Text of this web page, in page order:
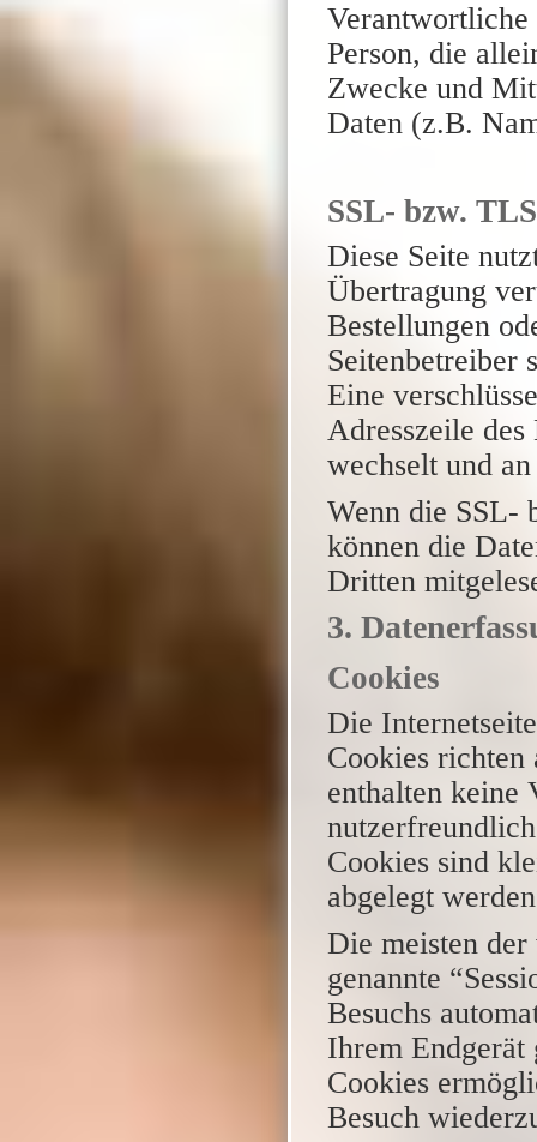
Person, die
Zwecke und
Daten (z.B.
SSL- bzw.
Diese Seite
Übertragung
Bestellungen
Seitenbetreiber
Eine
Adresszeile
wechselt und
Wenn die SSL-
können die
Dritten
3.
Cookies
Die
Cookies richten
enthalten keine
Cookies sind
abgelegt
Die meisten der
genannte
Besuchs
Ihrem Endgerät
Cookies
Besuch